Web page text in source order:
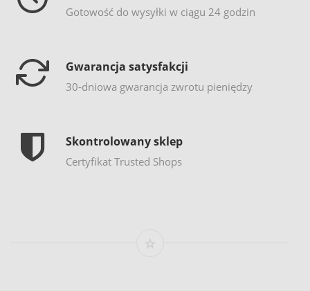
Gotowość do wysyłki w ciągu 24 godzin
Gwarancja satysfakcji
30-dniowa gwarancja zwrotu pieniędzy
Skontrolowany sklep
Certyfikat Trusted Shops